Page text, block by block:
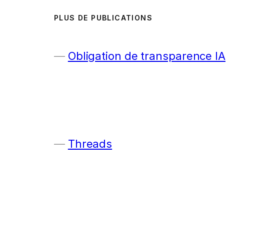
PLUS DE PUBLICATIONS
Obligation de transparence IA
Threads